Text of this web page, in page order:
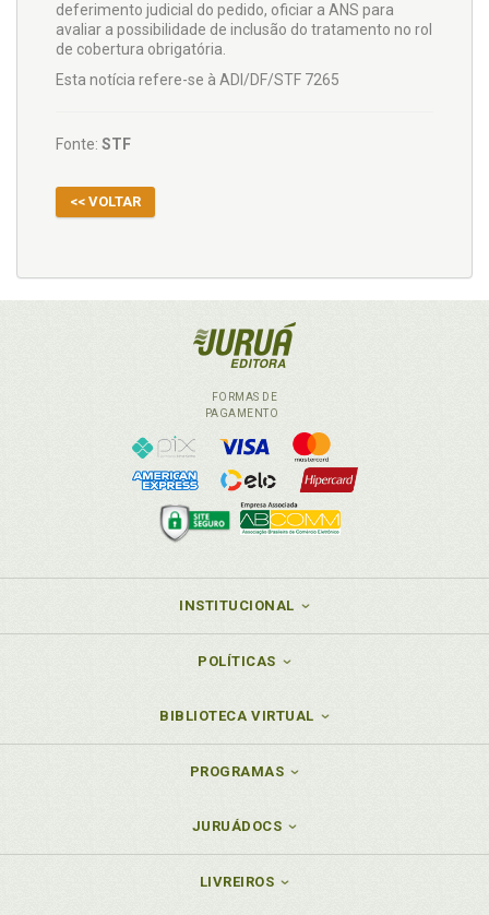
deferimento judicial do pedido, oficiar a ANS para
avaliar a possibilidade de inclusão do tratamento no rol
de cobertura obrigatória.
Esta notícia refere-se à ADI/DF/STF 7265
Fonte: STF
<< VOLTAR
FORMAS DE
PAGAMENTO
INSTITUCIONAL
POLÍTICAS
BIBLIOTECA VIRTUAL
PROGRAMAS
JURUÁDOCS
LIVREIROS